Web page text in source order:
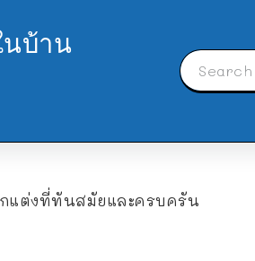
นบ้าน
แต่งที่ทันสมัยและครบครัน